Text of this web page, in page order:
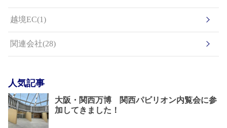
越境EC(1)
関連会社(28)
人気記事
大阪・関西万博 関西パビリオン内覧会に参
加してきました！